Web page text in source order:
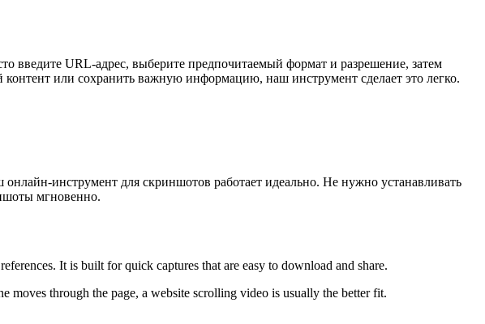
введите URL-адрес, выберите предпочитаемый формат и разрешение, затем
или сохранить важную информацию, наш инструмент сделает это легко.
инструмент для скриншотов работает идеально. Не нужно устанавливать
мгновенно.
It is built for quick captures that are easy to download and share.
through the page, a website scrolling video is usually the better fit.